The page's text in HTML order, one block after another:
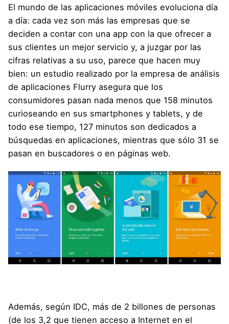
El mundo de las aplicaciones móviles evoluciona día
a día: cada vez son más las empresas que se
deciden a contar con una app con la que ofrecer a
sus clientes un mejor servicio y, a juzgar por las
cifras relativas a su uso, parece que hacen muy
bien: un estudio realizado por la empresa de análisis
de aplicaciones Flurry asegura que los
consumidores pasan nada menos que 158 minutos
curioseando en sus smartphones y tablets, y de
todo ese tiempo, 127 minutos son dedicados a
búsquedas en aplicaciones, mientras que sólo 31 se
pasan en buscadores o en páginas web.
Además, según IDC, más de 2 billones de personas
(de los 3,2 que tienen acceso a Internet en el